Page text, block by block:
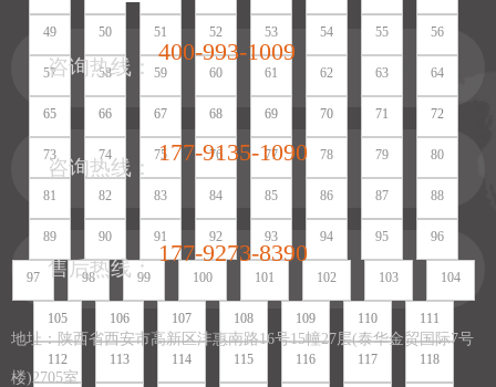
49 50 51 52 53 54 55 56
57 58 59 60 61 62 63 64
65 66 67 68 69 70 71 72
73 74 75 76 77 78 79 80
81 82 83 84 85 86 87 88
89 90 91 92 93 94 95 96
97 98 99 100 101 102 103 104
105 106 107 108 109 110 111
112 113 114 115 116 117 118
咨询热线：
400-993-1009
咨询热线：
177-9135-1090
售后热线：
177-9273-8390
地址：陕西省西安市高新区沣惠南路16号15幢27层(泰华金贸国际7号
楼)2705室